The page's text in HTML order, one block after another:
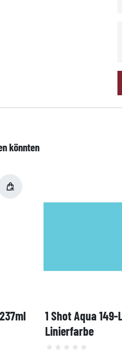
könnten
1 Shot Aqua 149-
Linierfarbe